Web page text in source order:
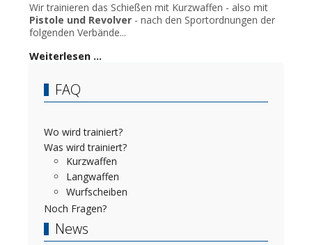
Wir trainieren das Schießen mit Kurzwaffen - also mit
Pistole und Revolver - nach den Sportordnungen der
folgenden Verbände...
Weiterlesen …
FAQ
Wo wird trainiert?
Was wird trainiert?
Kurzwaffen
Langwaffen
Wurfscheiben
Noch Fragen?
News